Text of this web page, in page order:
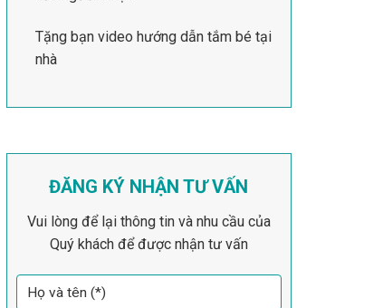
Tặng bạn video hướng dẫn tắm bé tại
nhà
ĐĂNG KÝ NHẬN TƯ VẤN
Vui lòng để lại thông tin và nhu cầu của
Quý khách để được nhận tư vấn